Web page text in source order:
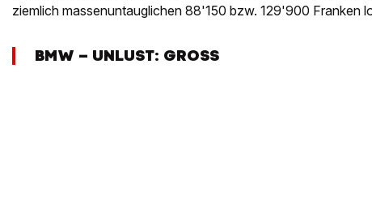
ziemlich massenuntauglichen 88'150 bzw. 129'900 Franken
BMW – UNLUST: GROSS